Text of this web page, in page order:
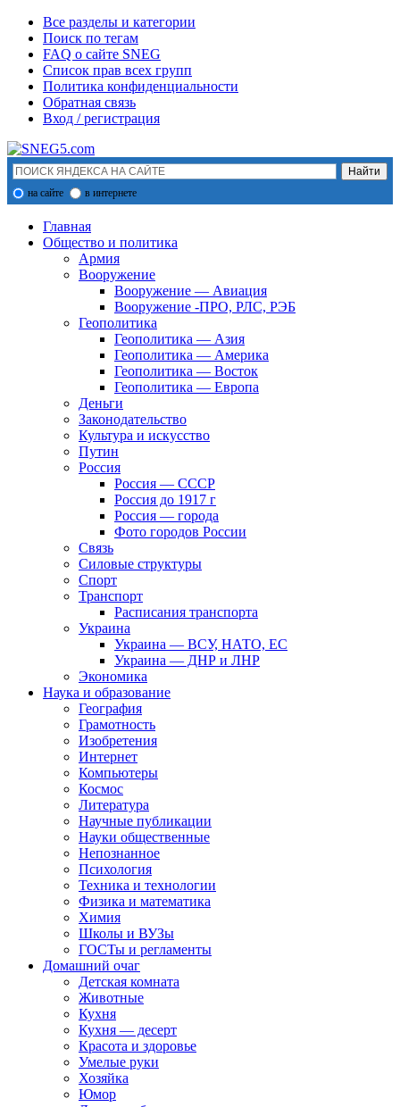
Все разделы и категории
Поиск по тегам
FAQ о сайте SNEG
Список прав всех групп
Политика конфиденциальности
Обратная связь
Вход / регистрация
на сайте в интернете
Главная
Общество и политика
Армия
Вооружение
Вооружение — Авиация
Вооружение -ПРО, РЛС, РЭБ
Геополитика
Геополитика — Азия
Геополитика — Америка
Геополитика — Восток
Геополитика — Европа
Деньги
Законодательство
Культура и искусство
Путин
Россия
Россия — СССР
Россия до 1917 г
Россия — города
Фото городов России
Связь
Силовые структуры
Спорт
Транспорт
Расписания транспорта
Украина
Украина — ВСУ, НАТО, ЕС
Украина — ДНР и ЛНР
Экономика
Наука и образование
География
Грамотность
Изобретения
Интернет
Компьютеры
Космос
Литература
Научные публикации
Науки общественные
Непознанное
Психология
Техника и технологии
Физика и математика
Химия
Школы и ВУЗы
ГОСТы и регламенты
Домашний очаг
Детская комната
Животные
Кухня
Кухня — десерт
Красота и здоровье
Умелые руки
Хозяйка
Юмор